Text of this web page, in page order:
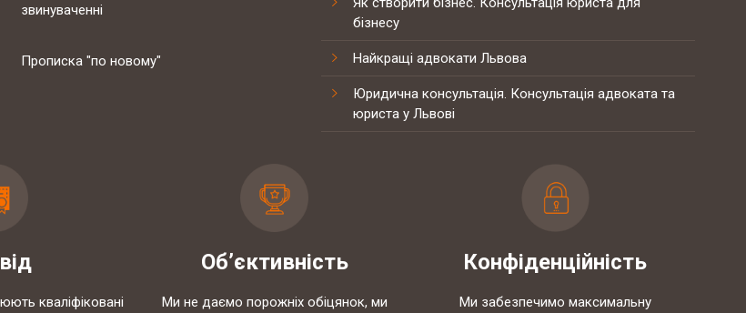
Законопроект про зміни в діяльності
позапланових податкових перевірок
бізнесу
Найкращі адвокати Львова
Юридична консультація. Консультація адвоката та
юриста у Львові
кваліфіковані
Об’єктивність
Ми не даємо порожніх обіцянок, ми
Конфіденційність
Ми забезпечимо максимальну